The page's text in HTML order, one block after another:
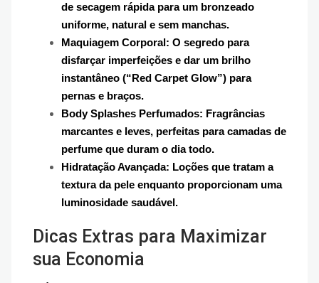
de secagem rápida para um bronzeado
uniforme, natural e sem manchas.
Maquiagem Corporal: O segredo para
disfarçar imperfeições e dar um brilho
instantâneo (“Red Carpet Glow”) para
pernas e braços.
Body Splashes Perfumados: Fragrâncias
marcantes e leves, perfeitas para camadas de
perfume que duram o dia todo.
Hidratação Avançada: Loções que tratam a
textura da pele enquanto proporcionam uma
luminosidade saudável.
Dicas Extras para Maximizar
sua Economia